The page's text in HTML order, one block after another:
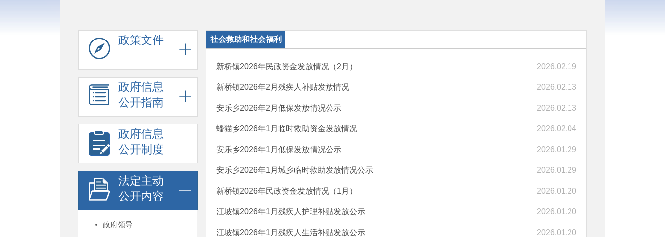
政策文件
政府信息
公开指南
政府信息
公开制度
法定主动
公开内容
政府领导
社会救助和社会福利
新桥镇2026年民政资金发放情况（2月） 2026.02.19
新桥镇2026年2月残疾人补贴发放情况 2026.02.13
安乐乡2026年2月低保发放情况公示 2026.02.13
蟠猫乡2026年1月临时救助资金发放情况 2026.02.04
安乐乡2026年1月低保发放情况公示 2026.01.29
安乐乡2026年1月城乡临时救助发放情况公示 2026.01.29
新桥镇2026年民政资金发放情况（1月） 2026.01.20
江坡镇2026年1月残疾人护理补贴发放公示 2026.01.20
江坡镇2026年1月残疾人生活补贴发放公示 2026.01.20